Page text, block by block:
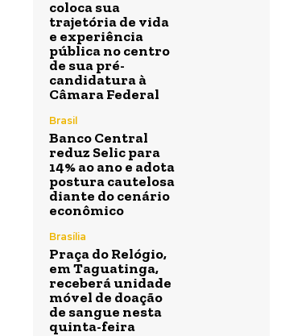
coloca sua
trajetória de vida
e experiência
pública no centro
de sua pré-
candidatura à
Câmara Federal
Brasil
Banco Central
reduz Selic para
14% ao ano e adota
postura cautelosa
diante do cenário
econômico
Brasília
Praça do Relógio,
em Taguatinga,
receberá unidade
móvel de doação
de sangue nesta
quinta-feira